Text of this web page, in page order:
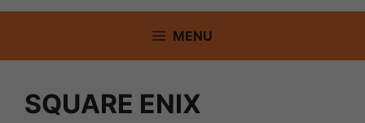
MENU
SQUARE ENIX